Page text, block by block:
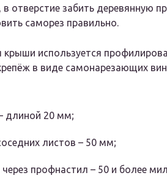
отверстие забить деревянную
саморез правильно.
используется
в виде самонарезающих
длиной 20 мм;
листов – 50 мм;
профнастил – 50 и более